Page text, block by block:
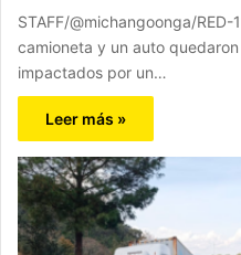
STAFF/@michangoonga/
camioneta y un auto
impactados por un…
Leer más »